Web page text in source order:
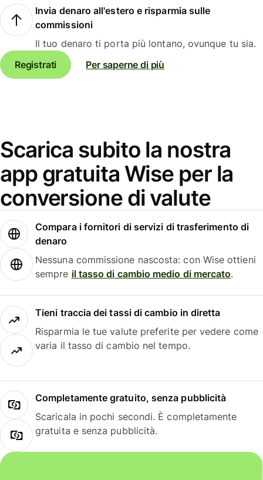
Invia denaro all'estero e risparmia sulle
commissioni
Il tuo denaro ti porta più lontano, ovunque tu sia.
Registrati
Per saperne di più
Scarica subito la nostra
app gratuita Wise per la
conversione di valute
Compara i fornitori di servizi di trasferimento di
denaro
Nessuna commissione nascosta: con Wise ottieni
sempre il tasso di cambio medio di mercato.
Tieni traccia dei tassi di cambio in diretta
Risparmia le tue valute preferite per vedere come
varia il tasso di cambio nel tempo.
Completamente gratuito, senza pubblicità
Scaricala in pochi secondi. È completamente
gratuita e senza pubblicità.